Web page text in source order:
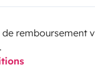
remboursement